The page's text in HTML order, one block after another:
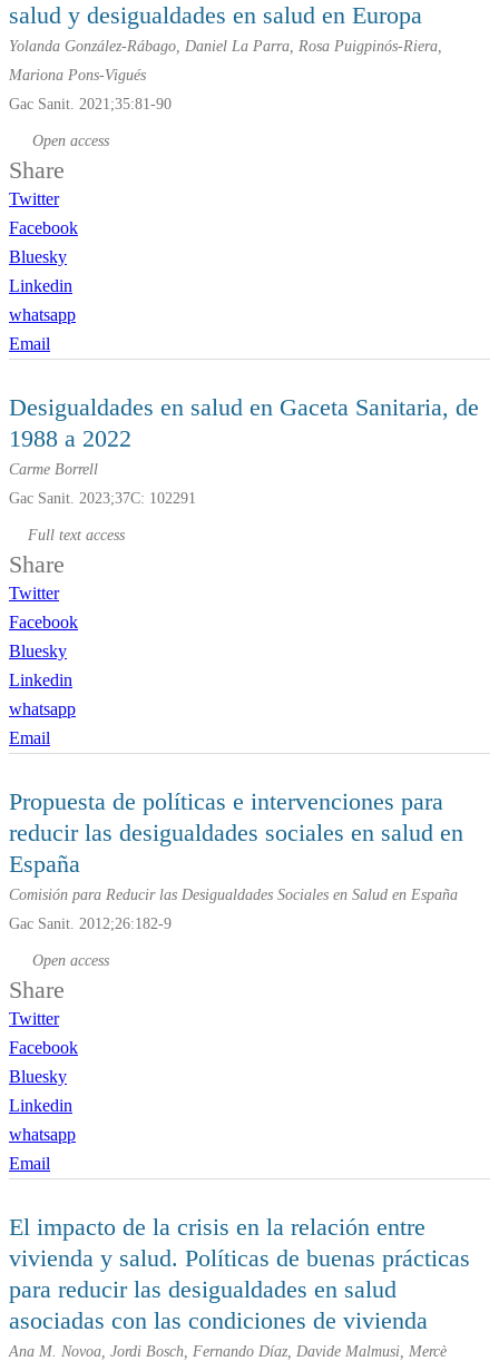
salud y desigualdades en salud en Europa
Yolanda González-Rábago, Daniel La Parra, Rosa Puigpinós-Riera,
Mariona Pons-Vigués
Gac Sanit. 2021;35:81-90
Open access
Share
Twitter
Facebook
Bluesky
Linkedin
whatsapp
Email
Desigualdades en salud en Gaceta Sanitaria, de
1988 a 2022
Carme Borrell
Gac Sanit. 2023;37C: 102291
Full text access
Share
Twitter
Facebook
Bluesky
Linkedin
whatsapp
Email
Propuesta de políticas e intervenciones para
reducir las desigualdades sociales en salud en
España
Comisión para Reducir las Desigualdades Sociales en Salud en España
Gac Sanit. 2012;26:182-9
Open access
Share
Twitter
Facebook
Bluesky
Linkedin
whatsapp
Email
El impacto de la crisis en la relación entre
vivienda y salud. Políticas de buenas prácticas
para reducir las desigualdades en salud
asociadas con las condiciones de vivienda
Ana M. Novoa, Jordi Bosch, Fernando Díaz, Davide Malmusi, Mercè